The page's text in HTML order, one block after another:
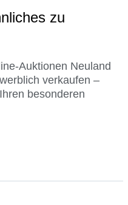
zu
Auktionen Neuland
verkaufen –
besonderen